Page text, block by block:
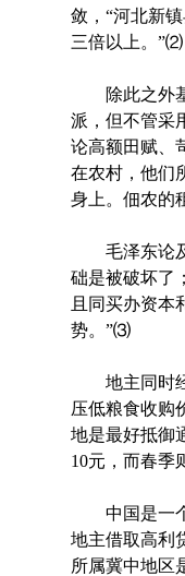
敛，“河北新
三倍以上。”⑵
除此之外基
派，但不管采
论高额田赋、
在农村，他们
身上。佃农的
毛泽东论及
础是被破坏了
且同买办资本
势。”⑶
地主同时经
压低粮食收购
地是最好抵御
10元，而春季
中国是一个
地主借取高利
所属冀中地区